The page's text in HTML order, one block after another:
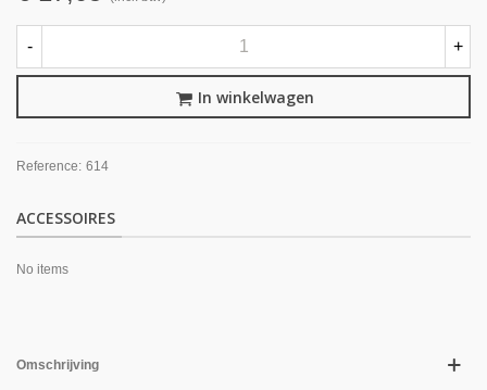
- +
In winkelwagen
Reference: 614
ACCESSOIRES
No items
Omschrijving